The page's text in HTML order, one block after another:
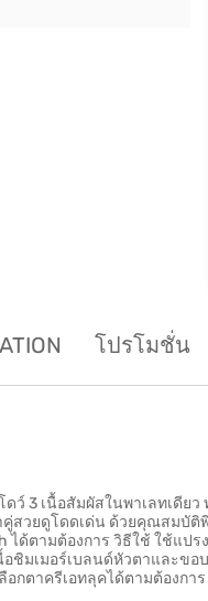
โปรโมชั่น
3 เนื้อสัมผัสในพาเลทเดีย
สวยดูโดดเด่น ด้วยคุณสมบัติ
ด้ตามต้องการ วิธีใช้ ใช้แป
ชิมเมอร์เบลนด์หัวตาและข
อกตาครีเอทลุคได้ตามต้องการ